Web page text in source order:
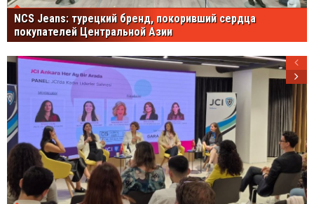
NCS Jeans: турецкий бренд, покоривший сердца
покупателей Центральной Азии